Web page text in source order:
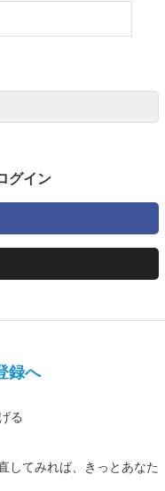
グイン
録へ
る
してみれば、きっとあなた